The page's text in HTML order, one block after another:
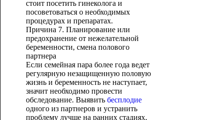
стоит посетить гинеколога и
посоветоваться о необходимых
процедурах и препаратах.
Причина 7. Планирование или
предохранение от нежелательной
беременности, смена полового
партнера
Если семейная пара более года ведет
регулярную незащищенную половую
жизнь и беременность не наступает,
значит необходимо провести
обследование. Выявить бесплодие
одного из партнеров и устранить
проблему лучше на ранних стадиях,